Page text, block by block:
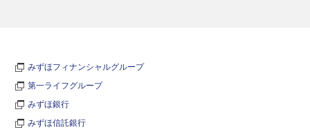
みずほフィナンシャルグループ
第一ライフグループ
みずほ銀行
みずほ信託銀行